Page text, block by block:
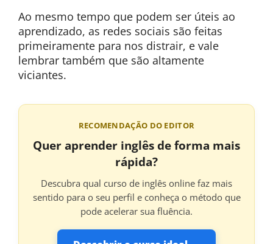
Ao mesmo tempo que podem ser úteis ao
aprendizado, as redes sociais são feitas
primeiramente para nos distrair, e vale
lembrar também que são altamente
viciantes.
RECOMENDAÇÃO DO EDITOR
Quer aprender inglês de forma mais
rápida?
Descubra qual curso de inglês online faz mais
sentido para o seu perfil e conheça o método que
pode acelerar sua fluência.